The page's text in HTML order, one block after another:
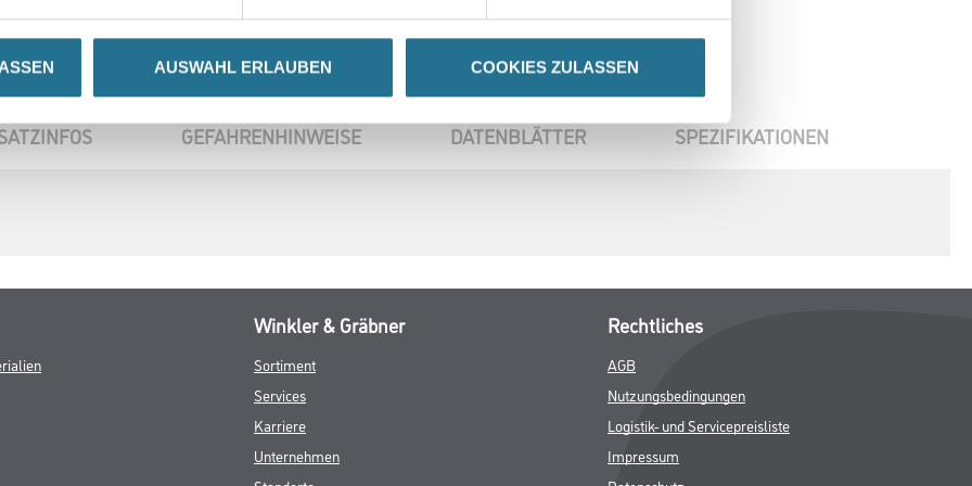
AUSWAHL ERLAUBEN COOKIES ZULASSEN
GEFAHRENHINWEISE DATENBLÄTTER SPEZIFIKATIONEN
Winkler & Gräbner
Sortiment
Services
Karriere
Unternehmen
Rechtliches
AGB
Nutzungsbedingungen
Logistik- und Servicepreisliste
Impressum